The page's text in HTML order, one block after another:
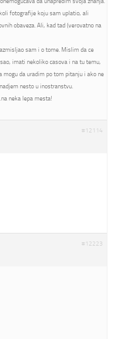
fotografije koju sam uplatio, ali
obaveza. Ali, kad tad (verovatno na
sam i o tome. Mislim da ce
imati nekoliko casova i na tu temu,
da uradim po tom pitanju i ako ne
nesto u inostranstvu.
neka lepa mesta!
#12114
#12223